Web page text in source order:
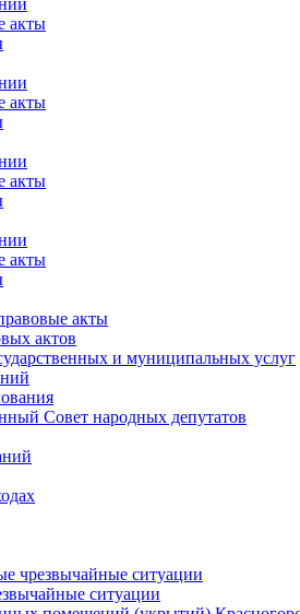
акты
акты
акты
акты
акты
актов
и муниципальных услуг
Совет народных депутатов
чрезвычайные ситуации
ситуации